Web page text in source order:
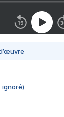
ignoré)